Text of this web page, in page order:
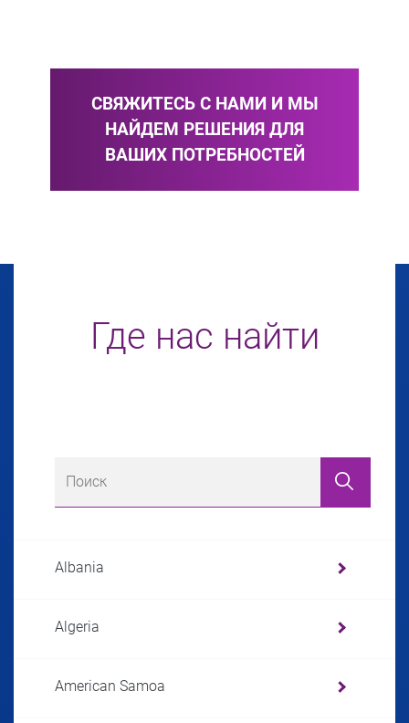
СВЯЖИТЕСЬ С НАМИ И МЫ
НАЙДЕМ РЕШЕНИЯ ДЛЯ
ВАШИХ ПОТРЕБНОСТЕЙ
Где нас найти
Albania
Algeria
American Samoa